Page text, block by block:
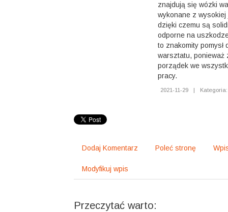
znajdują się wózki
wykonane z wysokiej
dzięki czemu są
odporne na
to znakomity pomysł
warsztatu, ponieważ
porządek we
pracy.
2021-11-29 |
Dodaj Komentarz Poleć stronę
Modyfikuj wpis
Przeczytać warto: